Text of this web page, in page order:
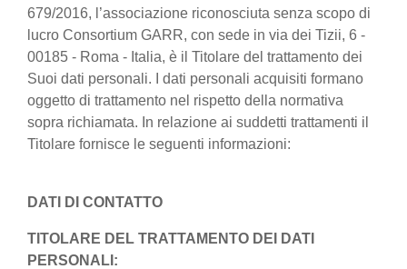
679/2016, l’associazione riconosciuta senza scopo di
lucro Consortium GARR, con sede in via dei Tizii, 6 -
00185 - Roma - Italia, è il Titolare del trattamento dei
Suoi dati personali. I dati personali acquisiti formano
oggetto di trattamento nel rispetto della normativa
sopra richiamata. In relazione ai suddetti trattamenti il
Titolare fornisce le seguenti informazioni:
DATI DI CONTATTO
TITOLARE DEL TRATTAMENTO DEI DATI
PERSONALI: